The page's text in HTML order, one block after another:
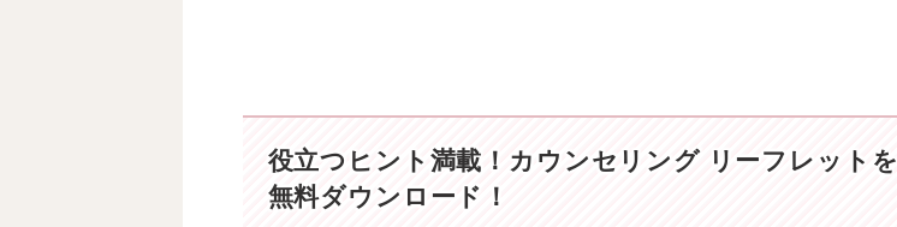
役立つヒント満載！ カウンセリング リーフレットを
無料ダウンロード！